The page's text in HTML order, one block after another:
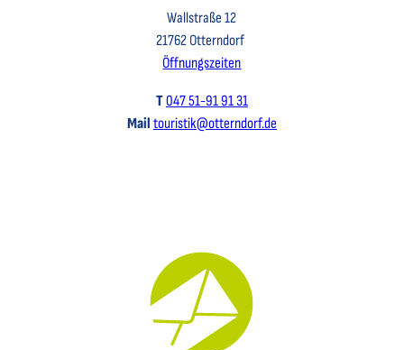
Wallstraße 12
21762 Otterndorf
Öffnungszeiten
T047 51-91 91 31
Mail touristik@otterndorf.de